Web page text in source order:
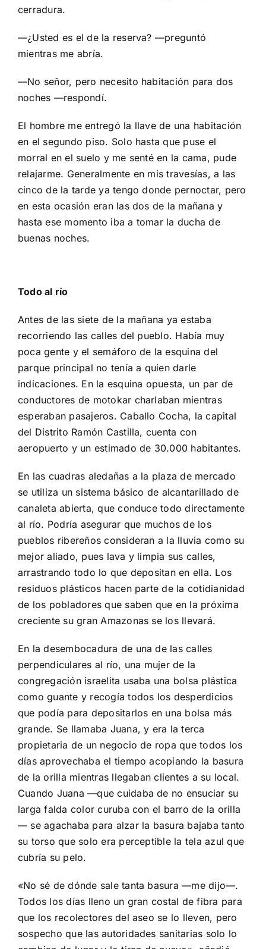
cerradura.
—¿Usted es el de la reserva? —preguntó
mientras me abría.
—No señor, pero necesito habitación para dos
noches —respondí.
El hombre me entregó la llave de una habitación
en el segundo piso. Solo hasta que puse el
morral en el suelo y me senté en la cama, pude
relajarme. Generalmente en mis travesías, a las
cinco de la tarde ya tengo donde pernoctar, pero
en esta ocasión eran las dos de la mañana y
hasta ese momento iba a tomar la ducha de
buenas noches.
Todo al río
Antes de las siete de la mañana ya estaba
recorriendo las calles del pueblo. Había muy
poca gente y el semáforo de la esquina del
parque principal no tenía a quien darle
indicaciones. En la esquina opuesta, un par de
conductores de motokar charlaban mientras
esperaban pasajeros. Caballo Cocha, la capital
del Distrito Ramón Castilla, cuenta con
aeropuerto y un estimado de 30.000 habitantes.
En las cuadras aledañas a la plaza de mercado
se utiliza un sistema básico de alcantarillado de
canaleta abierta, que conduce todo directamente
al río. Podría asegurar que muchos de los
pueblos ribereños consideran a la lluvia como su
mejor aliado, pues lava y limpia sus calles,
arrastrando todo lo que depositan en ella. Los
residuos plásticos hacen parte de la cotidianidad
de los pobladores que saben que en la próxima
creciente su gran Amazonas se los llevará.
En la desembocadura de una de las calles
perpendiculares al río, una mujer de la
congregación israelita usaba una bolsa plástica
como guante y recogía todos los desperdicios
que podía para depositarlos en una bolsa más
grande. Se llamaba Juana, y era la terca
propietaria de un negocio de ropa que todos los
días aprovechaba el tiempo acopiando la basura
de la orilla mientras llegaban clientes a su local.
Cuando Juana —que cuidaba de no ensuciar su
larga falda color curuba con el barro de la orilla
— se agachaba para alzar la basura bajaba tanto
su torso que solo era perceptible la tela azul que
cubría su pelo.
«No sé de dónde sale tanta basura —me dijo—.
Todos los días lleno un gran costal de fibra para
que los recolectores del aseo se lo lleven, pero
sospecho que las autoridades sanitarias solo lo